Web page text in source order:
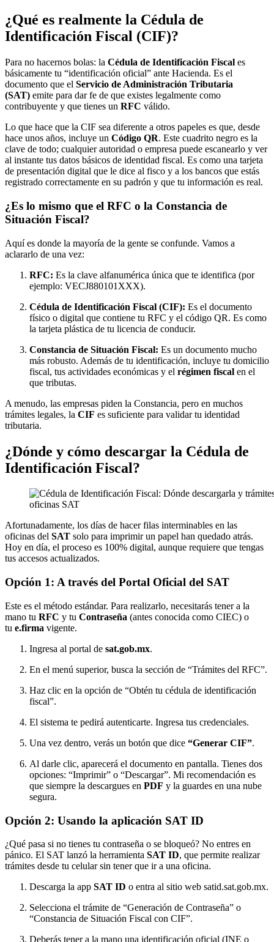
¿Qué es realmente la Cédula de
Identificación Fiscal (CIF)?
Para no hacernos bolas: la Cédula de Identificación Fiscal es
básicamente tu “identificación oficial” ante Hacienda. Es el
documento que el Servicio de Administración Tributaria
(SAT) emite para dar fe de que existes legalmente como
contribuyente y que tienes un RFC válido.
Lo que hace que la CIF sea diferente a otros papeles es que, desde
hace unos años, incluye un Código QR. Este cuadrito negro es la
clave de todo; cualquier autoridad o empresa puede escanearlo y ver
al instante tus datos básicos de identidad fiscal. Es como una tarjeta
de presentación digital que le dice al fisco y a los bancos que estás
registrado correctamente en su padrón y que tu información es real.
¿Es lo mismo que el RFC o la Constancia de
Situación Fiscal?
Aquí es donde la mayoría de la gente se confunde. Vamos a
aclararlo de una vez:
RFC: Es la clave alfanumérica única que te identifica (por
ejemplo: VECJ880101XXX).
Cédula de Identificación Fiscal (CIF): Es el documento
físico o digital que contiene tu RFC y el código QR. Es como
la tarjeta plástica de tu licencia de conducir.
Constancia de Situación Fiscal: Es un documento mucho
más robusto. Además de tu identificación, incluye tu domicilio
fiscal, tus actividades económicas y el régimen fiscal en el
que tributas.
A menudo, las empresas piden la Constancia, pero en muchos
trámites legales, la CIF es suficiente para validar tu identidad
tributaria.
¿Dónde y cómo descargar la Cédula de
Identificación Fiscal?
oficinas SAT
Afortunadamente, los días de hacer filas interminables en las
oficinas del SAT solo para imprimir un papel han quedado atrás.
Hoy en día, el proceso es 100% digital, aunque requiere que tengas
tus accesos actualizados.
Opción 1: A través del Portal Oficial del SAT
Este es el método estándar. Para realizarlo, necesitarás tener a la
mano tu RFC y tu Contraseña (antes conocida como CIEC) o
tu e.firma vigente.
Ingresa al portal de sat.gob.mx.
En el menú superior, busca la sección de “Trámites del RFC”.
Haz clic en la opción de “Obtén tu cédula de identificación
fiscal”.
El sistema te pedirá autenticarte. Ingresa tus credenciales.
Una vez dentro, verás un botón que dice “Generar CIF”.
Al darle clic, aparecerá el documento en pantalla. Tienes dos
opciones: “Imprimir” o “Descargar”. Mi recomendación es
que siempre la descargues en PDF y la guardes en una nube
segura.
Opción 2: Usando la aplicación SAT ID
¿Qué pasa si no tienes tu contraseña o se bloqueó? No entres en
pánico. El SAT lanzó la herramienta SAT ID, que permite realizar
trámites desde tu celular sin tener que ir a una oficina.
Descarga la app SAT ID o entra al sitio web satid.sat.gob.mx.
Selecciona el trámite de “Generación de Contraseña” o
“Constancia de Situación Fiscal con CIF”.
Deberás tener a la mano una identificación oficial (INE o